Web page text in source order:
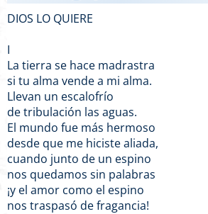
DIOS LO QUIERE
I
La tierra se hace madrastra
si tu alma vende a mi alma.
Llevan un escalofrío
de tribulación las aguas.
El mundo fue más hermoso
desde que me hiciste aliada,
cuando junto de un espino
nos quedamos sin palabras
¡y el amor como el espino
nos traspasó de fragancia!